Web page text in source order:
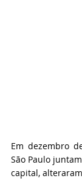
Em dezembro
São Paulo
capital,